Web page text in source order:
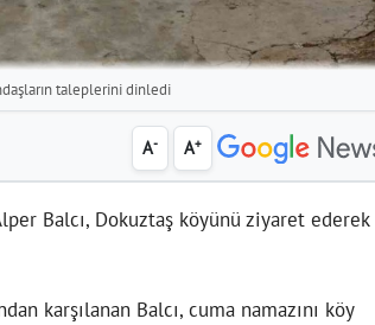
taleplerini dinledi
A- A+
Balcı, Dokuztaş köyünü ziyaret ederek
karşılanan Balcı, cuma namazını köy